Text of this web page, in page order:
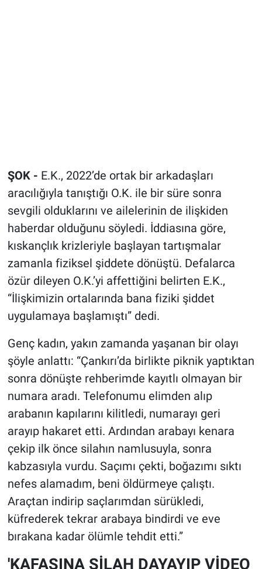
ŞOK - E.K., 2022’de ortak bir arkadaşları
aracılığıyla tanıştığı O.K. ile bir süre sonra
sevgili olduklarını ve ailelerinin de ilişkiden
haberdar olduğunu söyledi. İddiasına göre,
kıskançlık krizleriyle başlayan tartışmalar
zamanla fiziksel şiddete dönüştü. Defalarca
özür dileyen O.K.’yi affettiğini belirten E.K.,
“İlişkimizin ortalarında bana fiziki şiddet
uygulamaya başlamıştı” dedi.
Genç kadın, yakın zamanda yaşanan bir olayı
şöyle anlattı: “Çankırı’da birlikte piknik yaptıktan
sonra dönüşte rehberimde kayıtlı olmayan bir
numara aradı. Telefonumu elimden alıp
arabanın kapılarını kilitledi, numarayı geri
arayıp hakaret etti. Ardından arabayı kenara
çekip ilk önce silahın namlusuyla, sonra
kabzasıyla vurdu. Saçımı çekti, boğazımı sıktı
nefes alamadım, beni öldürmeye çalıştı.
Araçtan indirip saçlarımdan sürükledi,
küfrederek tekrar arabaya bindirdi ve eve
bırakana kadar ölümle tehdit etti.”
'KAFASINA SİLAH DAYAYIP VİDEO